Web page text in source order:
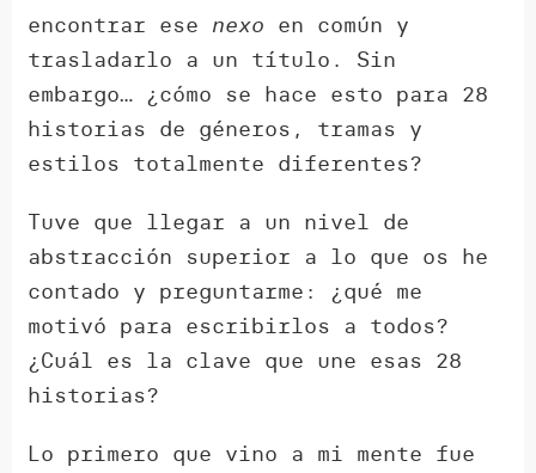
encontrar ese nexo en común y
trasladarlo a un título. Sin
embargo… ¿cómo se hace esto para 28
historias de géneros, tramas y
estilos totalmente diferentes?
Tuve que llegar a un nivel de
abstracción superior a lo que os he
contado y preguntarme: ¿qué me
motivó para escribirlos a todos?
¿Cuál es la clave que une esas 28
historias?
Lo primero que vino a mi mente fue